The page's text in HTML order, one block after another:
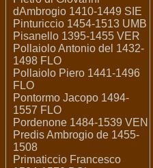
dAmbrogio 1410-1449 SIE
Pinturiccio 1454-1513 UMB
Pisanello 1395-1455 VER
Pollaiolo Antonio del 1432-
1498 FLO
Pollaiolo Piero 1441-1496
FLO
Pontormo Jacopo 1494-
1557 FLO
Pordenone 1484-1539 VEN
Predis Ambrogio de 1455-
1508
Primaticcio Francesco